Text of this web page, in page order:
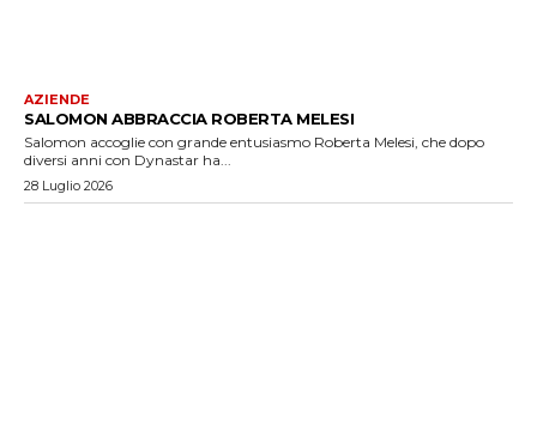
AZIENDE
SALOMON ABBRACCIA ROBERTA MELESI
Salomon accoglie con grande entusiasmo Roberta Melesi, che dopo
diversi anni con Dynastar ha...
28 Luglio 2026